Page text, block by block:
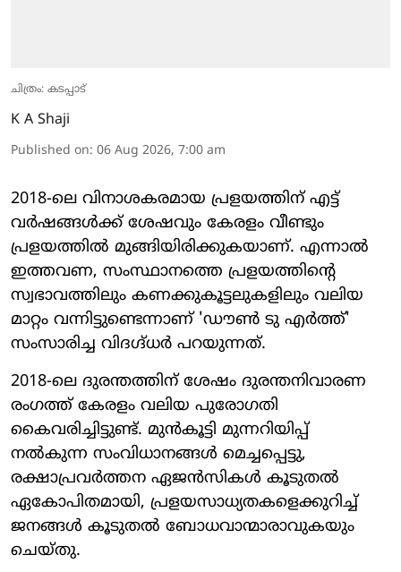
ചിത്രം: കടപ്പാട്
K A Shaji
Published on: 06 Aug 2026, 7:00 am
2018-ലെ വിനാശകരമായ പ്രളയത്തിന് എട്ട്
വർഷങ്ങൾക്ക് ശേഷവും കേരളം വീണ്ടും
പ്രളയത്തിൽ മുങ്ങിയിരിക്കുകയാണ്. എന്നാൽ
ഇത്തവണ, സംസ്ഥാനത്തെ പ്രളയത്തിന്റെ
സ്വഭാവത്തിലും കണക്കുകൂട്ടലുകളിലും വലിയ
മാറ്റം വന്നിട്ടുണ്ടെന്നാണ് 'ഡൗൺ ടു എർത്ത്'
സംസാരിച്ച വിദഗ്ദ്ധർ പറയുന്നത്.
2018-ലെ ദുരന്തത്തിന് ശേഷം ദുരന്തനിവാരണ
രംഗത്ത് കേരളം വലിയ പുരോഗതി
കൈവരിച്ചിട്ടുണ്ട്. മുൻകൂട്ടി മുന്നറിയിപ്പ്
നൽകുന്ന സംവിധാനങ്ങൾ മെച്ചപ്പെട്ടു,
രക്ഷാപ്രവർത്തന ഏജൻസികൾ കൂടുതൽ
ഏകോപിതമായി, പ്രളയസാധ്യതകളെക്കുറിച്ച്
ജനങ്ങൾ കൂടുതൽ ബോധവാന്മാരാവുകയും
ചെയ്തു.